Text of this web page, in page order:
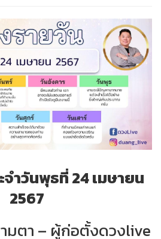
ำวันพุธที่ 24 เมษายน
2567
มตา – ผู้ก่อตั้งดวงlive